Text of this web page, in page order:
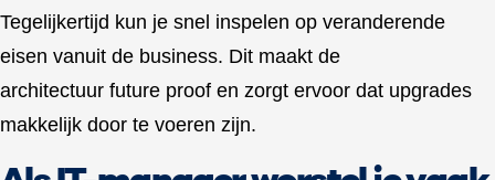
Tegelijkertijd kun je snel inspelen op veranderende
eisen vanuit de business. Dit maakt de
architectuur future proof en zorgt ervoor dat upgrades
makkelijk door te voeren zijn.